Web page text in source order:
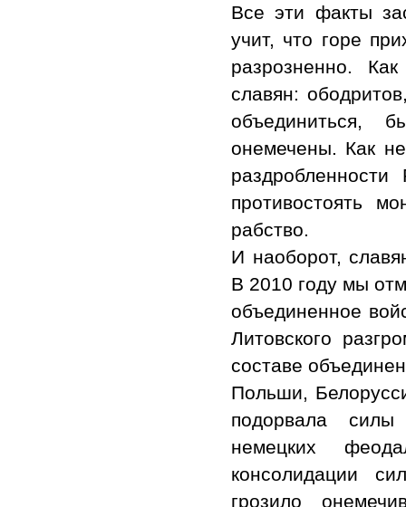
Все эти факты
учит, что горе
разрозненно.
славян:
объединиться,
онемечены. Как
противостоять
рабство.
И наоборот,
В 2010 году мы
объединенное
Литовского
составе
Польши,
подорвала силы
немецких
консолидации
грозило